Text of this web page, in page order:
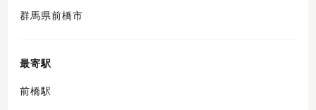
群馬県前橋市
最寄駅
前橋駅